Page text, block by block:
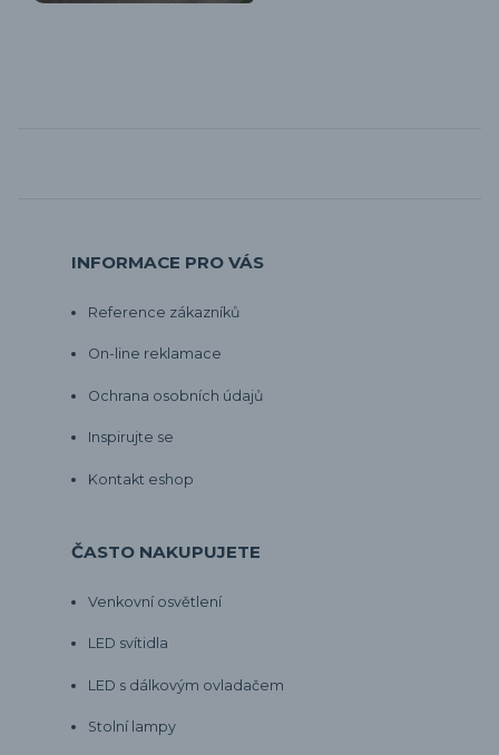
INFORMACE PRO VÁS
Reference zákazníků
On-line reklamace
Ochrana osobních údajů
Inspirujte se
Kontakt eshop
ČASTO NAKUPUJETE
Venkovní osvětlení
LED svítidla
LED s dálkovým ovladačem
Stolní lampy